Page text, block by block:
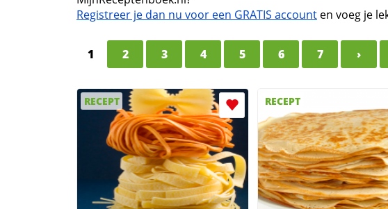
Registreer je dan nu voor een GRATIS account en voeg je
1 2 3 4 5 6 7 ›
RECEPT RECEPT